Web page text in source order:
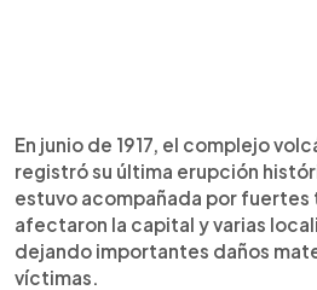
En junio de 1917, el complejo
registró su última erupción
estuvo acompañada por
afectaron la capital y varias
dejando importantes daños
víctimas.